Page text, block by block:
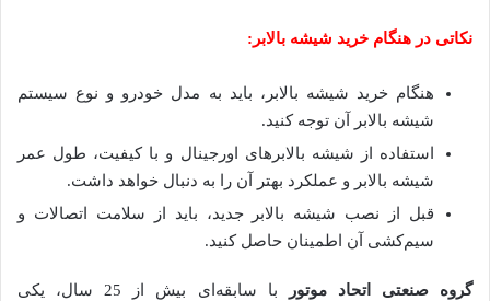
نکاتی در هنگام خرید شیشه بالابر:
هنگام خرید شیشه بالابر، باید به مدل خودرو و نوع سیستم
شیشه بالابر آن توجه کنید.
استفاده از شیشه بالابرهای اورجینال و با کیفیت، طول عمر
شیشه بالابر و عملکرد بهتر آن را به دنبال خواهد داشت.
قبل از نصب شیشه بالابر جدید، باید از سلامت اتصالات و
سیم‌کشی آن اطمینان حاصل کنید.
گروه صنعتی اتحاد موتور
با سابقه‌ای بیش از 25 سال، یکی